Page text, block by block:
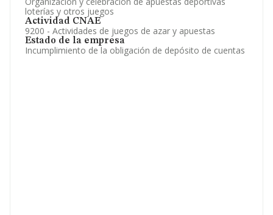
loterías y otros juegos
Actividad CNAE
9200 - Actividades de juegos de azar y apuestas
Estado de la empresa
Incumplimiento de la obligación de depósito de cuentas